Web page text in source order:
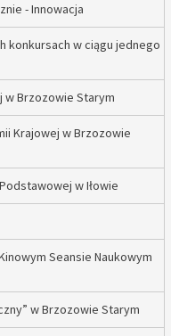
- Innowacja
konkursach w ciągu jednego
Brzozowie Starym
Krajowej w Brzozowie
w Iłowie
Seansie Naukowym
w Brzozowie Starym